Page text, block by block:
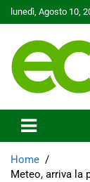
Skip
to
lunedì, Agosto 10,
Ecoo.it
Home
Meteo, arriva la